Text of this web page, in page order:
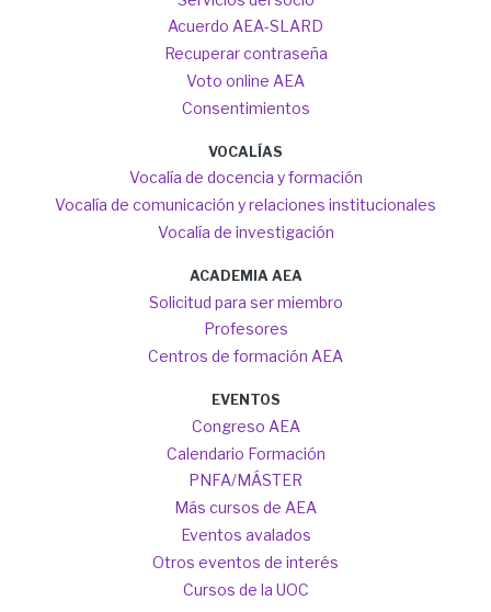
Acuerdo AEA-SLARD
Recuperar contraseña
Voto online AEA
Consentimientos
VOCALÍAS
Vocalía de docencia y formación
Vocalía de comunicación y relaciones institucionales
Vocalía de investigación
ACADEMIA AEA
Solicitud para ser miembro
Profesores
Centros de formación AEA
EVENTOS
Congreso AEA
Calendario Formación
PNFA/MÁSTER
Más cursos de AEA
Eventos avalados
Otros eventos de interés
Cursos de la UOC